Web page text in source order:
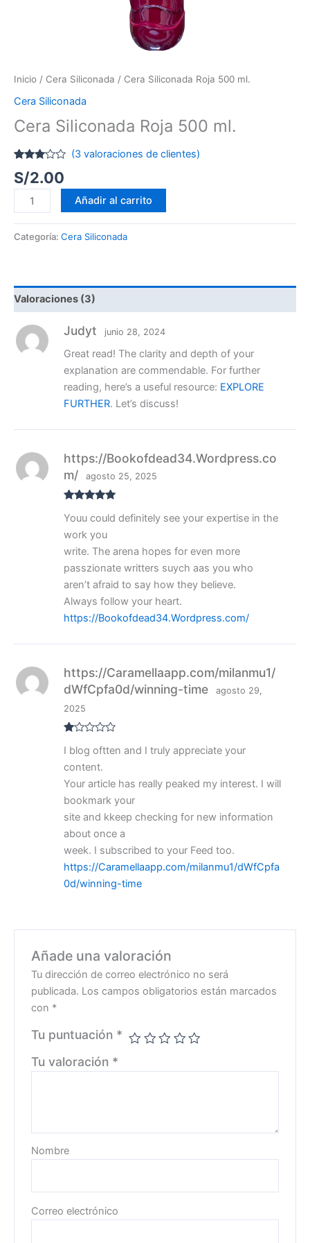
Inicio / Cera Siliconada / Cera Siliconada Roja 500 ml.
Cera Siliconada
Cera Siliconada Roja 500 ml.
con
3.00de
5 en
base
valoraciones
de
(3valoraciones de clientes)
S/2.00
Añadir al carrito
Categoría: Cera Siliconada
Valoraciones (3)
Judyt junio 28, 2024
Great read! The clarity and depth of your
explanation are commendable. For further
reading, here’s a useful resource: EXPLORE
FURTHER. Let’s discuss!
con5 de 5
https://Bookofdead34.Wordpress.co
m/
agosto 25, 2025
Youu could definitely see your expertise in the
work you
write. The arena hopes for even more
passzionate writters suych aas you who
aren’t afraid to say how they believe.
Always follow your heart.
https://Bookofdead34.Wordpress.com/
al
ad
o
co
n
de
https://Caramellaapp.com/milanmu1/
dWfCpfa0d/winning-time
agosto 29,
2025
I blog oftten and I truly appreciate your
content.
Your article has really peaked my interest. I will
bookmark your
site and kkeep checking for new information
about once a
week. I subscribed to your Feed too.
https://Caramellaapp.com/milanmu1/dWfCpfa
0d/winning-time
Añade una valoración
Tu dirección de correo electrónico no será
publicada. Los campos obligatorios están marcados
con *
Tu puntuación *
Tu valoración *
Nombre
Correo electrónico